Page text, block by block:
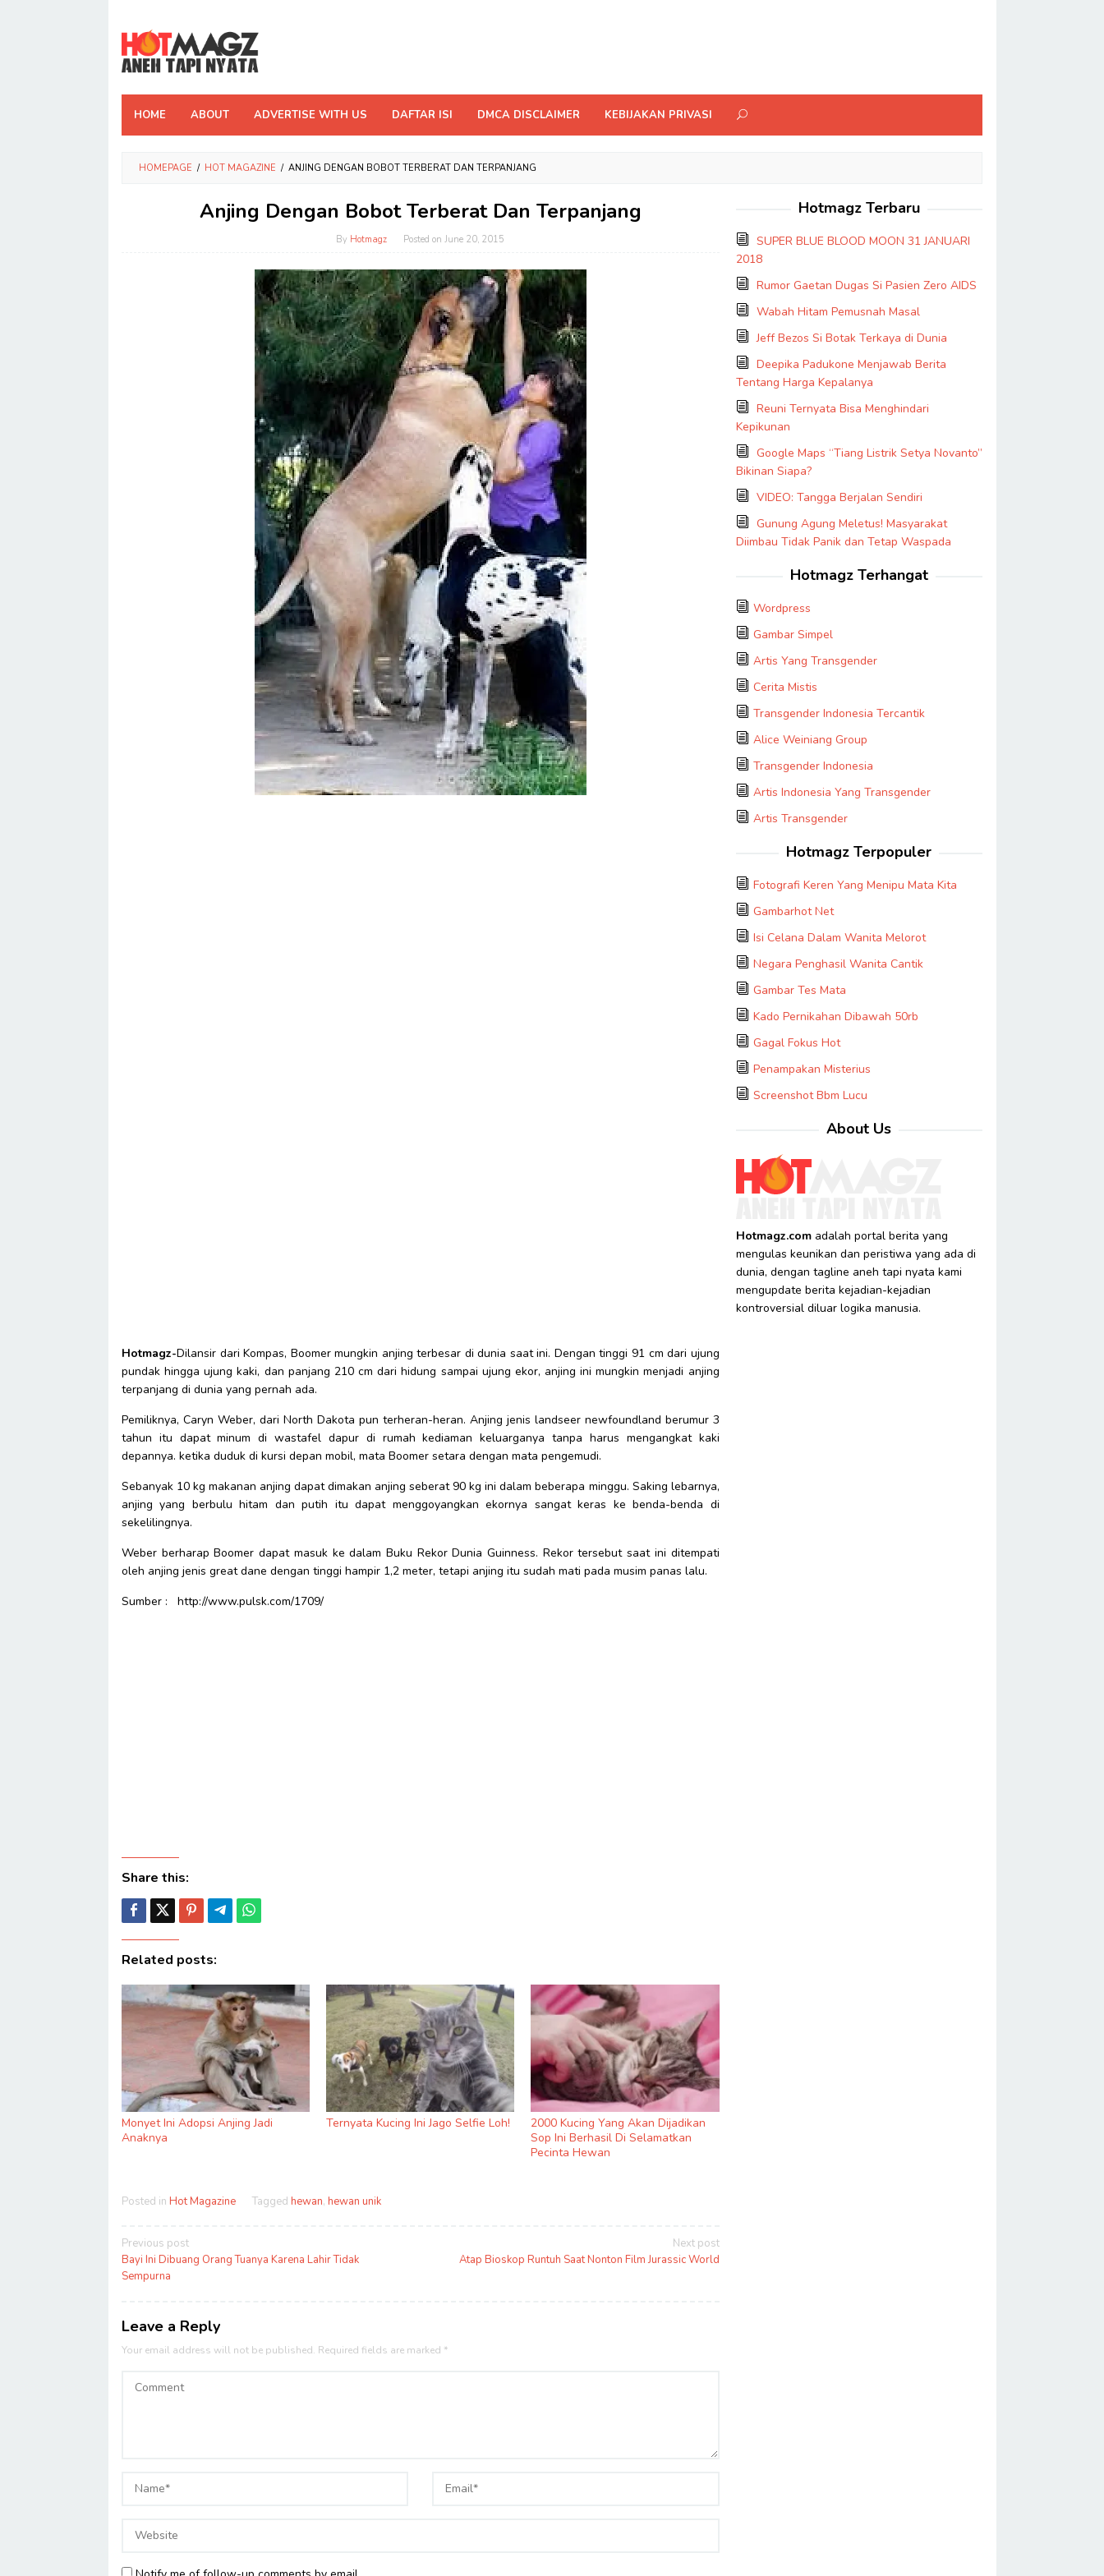
content
HOME ABOUT ADVERTISE WITH US DAFTAR ISI DMCA DISCLAIMER KEBIJAKAN PRIVASI
HOMEPAGE / HOT MAGAZINE / ANJING DENGAN BOBOT TERBERAT DAN TERPANJANG
Anjing Dengan Bobot Terberat Dan Terpanjang
By Hotmagz Posted onJune 20, 2015
Hotmagz-Dilansir dari Kompas, Boomer mungkin anjing terbesar di dunia saat ini. Dengan tinggi 91 cm dari ujung
pundak hingga ujung kaki, dan panjang 210 cm dari hidung sampai ujung ekor, anjing ini mungkin menjadi anjing
terpanjang di dunia yang pernah ada.
Pemiliknya, Caryn Weber, dari North Dakota pun terheran-heran. Anjing jenis landseer newfoundland berumur 3
tahun itu dapat minum di wastafel dapur di rumah kediaman keluarganya tanpa harus mengangkat kaki
depannya. ketika duduk di kursi depan mobil, mata Boomer setara dengan mata pengemudi.
Sebanyak 10 kg makanan anjing dapat dimakan anjing seberat 90 kg ini dalam beberapa minggu. Saking lebarnya,
anjing yang berbulu hitam dan putih itu dapat menggoyangkan ekornya sangat keras ke benda-benda di
sekelilingnya.
Weber berharap Boomer dapat masuk ke dalam Buku Rekor Dunia Guinness. Rekor tersebut saat ini ditempati
oleh anjing jenis great dane dengan tinggi hampir 1,2 meter, tetapi anjing itu sudah mati pada musim panas lalu.
Sumber : http://www.pulsk.com/1709/
Share this:
Related posts:
Monyet Ini Adopsi Anjing Jadi
Anaknya
Ternyata Kucing Ini Jago Selfie Loh!
2000 Kucing Yang Akan Dijadikan
Sop Ini Berhasil Di Selamatkan
Pecinta Hewan
Posted in Hot Magazine Tagged hewan, hewan unik
Post
navigation
Previous post
Bayi Ini Dibuang Orang Tuanya Karena Lahir Tidak
Sempurna
Next post
Atap Bioskop Runtuh Saat Nonton Film Jurassic World
Leave a Reply
Your email address will not be published. Required fields are marked *
Hotmagz Terbaru
SUPER BLUE BLOOD MOON 31 JANUARI
2018
Rumor Gaetan Dugas Si Pasien Zero AIDS
Wabah Hitam Pemusnah Masal
Jeff Bezos Si Botak Terkaya di Dunia
Deepika Padukone Menjawab Berita
Tentang Harga Kepalanya
Reuni Ternyata Bisa Menghindari
Kepikunan
Google Maps “Tiang Listrik Setya Novanto”
Bikinan Siapa?
VIDEO: Tangga Berjalan Sendiri
Gunung Agung Meletus! Masyarakat
Diimbau Tidak Panik dan Tetap Waspada
Hotmagz Terhangat
Wordpress
Gambar Simpel
Artis Yang Transgender
Cerita Mistis
Transgender Indonesia Tercantik
Alice Weiniang Group
Transgender Indonesia
Artis Indonesia Yang Transgender
Artis Transgender
Hotmagz Terpopuler
Fotografi Keren Yang Menipu Mata Kita
Gambarhot Net
Isi Celana Dalam Wanita Melorot
Negara Penghasil Wanita Cantik
Gambar Tes Mata
Kado Pernikahan Dibawah 50rb
Gagal Fokus Hot
Penampakan Misterius
Screenshot Bbm Lucu
About Us
Hotmagz.comadalah portal berita yang
mengulas keunikan dan peristiwa yang ada di
dunia, dengan tagline aneh tapi nyata kami
mengupdate berita kejadian-kejadian
kontroversial diluar logika manusia.